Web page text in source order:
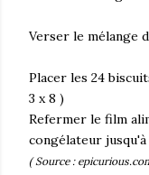
Verser le mélange
Placer les 24
3 x 8 )
Refermer le film
congélateur
( Source :